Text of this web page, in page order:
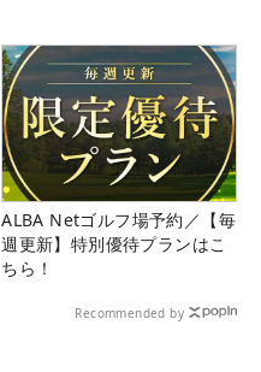
ALBA Netゴルフ場予約／【毎
週更新】特別優待プランはこ
ちら！
Recommended by